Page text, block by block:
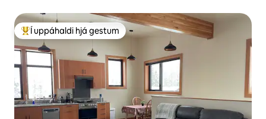
Í mestu uppáhaldi hjá gestum
Í uppáhaldi hjá gestum